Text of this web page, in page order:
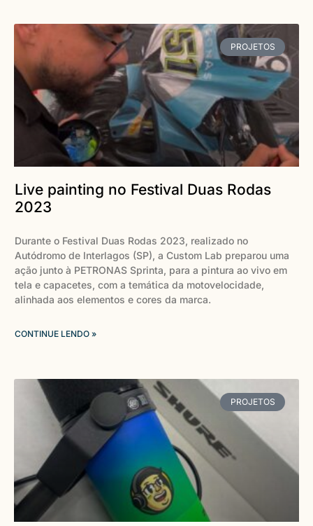
PROJETOS
Live painting no Festival Duas Rodas
2023
Durante o Festival Duas Rodas 2023, realizado no
Autódromo de Interlagos (SP), a Custom Lab preparou uma
ação junto à PETRONAS Sprinta, para a pintura ao vivo em
tela e capacetes, com a temática da motovelocidade,
alinhada aos elementos e cores da marca.
CONTINUE LENDO »
PROJETOS